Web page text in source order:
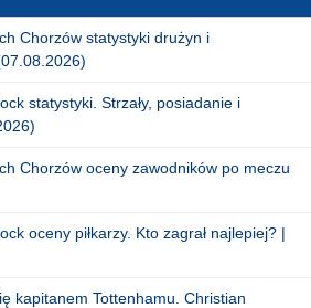
Chorzów statystyki drużyn i
statystyki. Strzały, posiadanie i
Chorzów oceny zawodników po meczu
oceny piłkarzy. Kto zagrał najlepiej? |
kapitanem Tottenhamu. Christian